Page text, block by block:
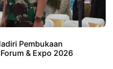
Pembukaan
& Expo 2026